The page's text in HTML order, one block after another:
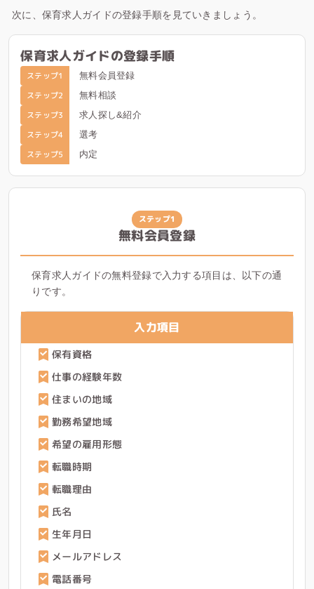
次に、保育求人ガイドの登録手順を見ていきましょう。
保育求人ガイドの登録手順
ステップ1 無料会員登録
ステップ2 無料相談
ステップ3 求人探し&紹介
ステップ4 選考
ステップ5 内定
ステップ1
無料会員登録
保育求人ガイドの無料登録で入力する項目は、以下の通
りです。
入力項目
保有資格
仕事の経験年数
住まいの地域
勤務希望地域
希望の雇用形態
転職時期
転職理由
氏名
生年月日
メールアドレス
電話番号